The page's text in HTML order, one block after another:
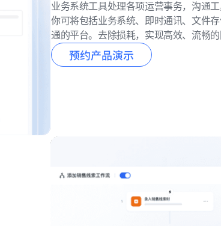
业务系统工具处理各项运营事务，沟通
你可将包括业务系统、即时通讯、文件
通的平台。去除损耗，实现高效、流畅的
预约产品演示